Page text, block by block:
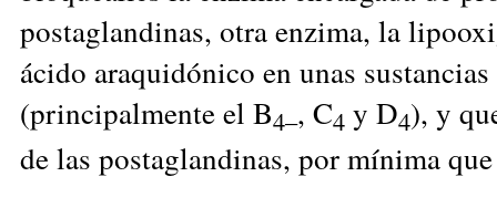
postaglandinas, otra enzima, la
ácido araquidónico en unas
(principalmente el B4–, C4 y D4), y
de las postaglandinas, por mínima